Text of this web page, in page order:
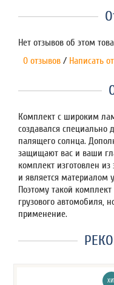
Нет отзывов об этом
0 отзывов / Написать
Комплект с широким
создавался специально
палящего солнца.
защищают вас и ваши
комплект изготовлен из
и является материалом
Поэтому такой
грузового автомобиля,
применение.